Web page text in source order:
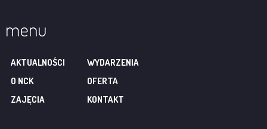
menu
AKTUALNOŚCI
WYDARZENIA
O NCK
OFERTA
ZAJĘCIA
KONTAKT